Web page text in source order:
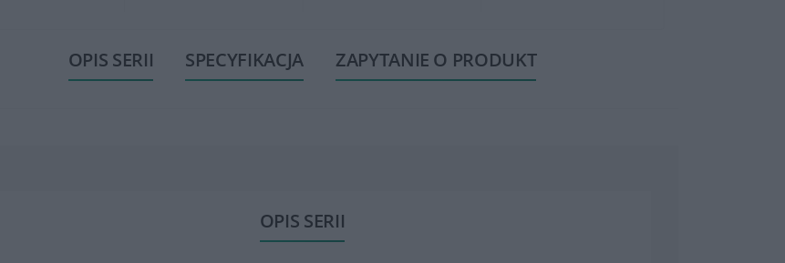
OPIS SERII SPECYFIKACJA ZAPYTANIE O PRODUKT
OPIS SERII